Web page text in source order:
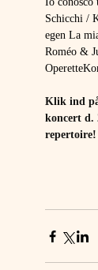
Schicchi /
egen La
Roméo &
Klik ind
koncert d.